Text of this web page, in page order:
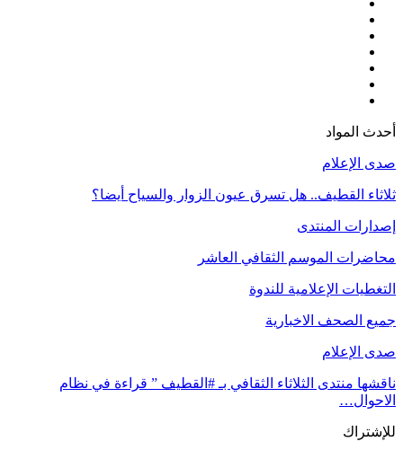
أحدث المواد
صدى الإعلام
ثلاثاء القطيف.. هل تسرق عيون الزوار والسياح أيضا؟
إصدارات المنتدى
محاضرات الموسم الثقافي العاشر
التغطيات الإعلامية للندوة
جميع الصحف الاخبارية
صدى الإعلام
ناقشها منتدى الثلاثاء الثقافي بـ #القطيف ” قراءة في نظام
الاحوال…
للإشتراك